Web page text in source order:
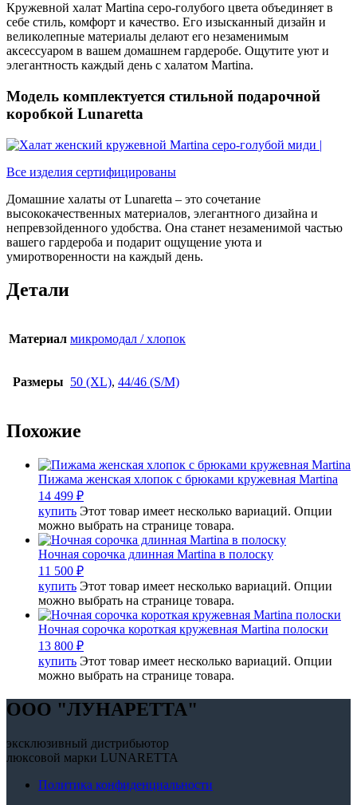
Кружевной халат Martina серо-голубого цвета объединяет в
себе стиль, комфорт и качество. Его изысканный дизайн и
великолепные материалы делают его незаменимым
аксессуаром в вашем домашнем гардеробе. Ощутите уют и
элегантность каждый день с халатом Martina.
Модель комплектуется стильной подарочной
коробкой Lunaretta
Все изделия сертифицированы
Домашние халаты от Lunaretta – это сочетание
высококачественных материалов, элегантного дизайна и
непревзойденного удобства. Она станет незаменимой частью
вашего гардероба и подарит ощущение уюта и
умиротворенности на каждый день.
Детали
Материал микромодал / хлопок
Размеры 50 (XL), 44/46 (S/M)
Похожие
Пижама женская хлопок с брюками кружевная Martina
14 499 ₽
купить Этот товар имеет несколько вариаций. Опции
можно выбрать на странице товара.
Ночная сорочка длинная Martina в полоску
11 500 ₽
купить Этот товар имеет несколько вариаций. Опции
можно выбрать на странице товара.
Ночная сорочка короткая кружевная Martina полоски
13 800 ₽
купить Этот товар имеет несколько вариаций. Опции
можно выбрать на странице товара.
OOO "ЛУНАРЕТТА"
эксклюзивный дистрибьютор
люксовой марки LUNARETTA
Политика конфиденциальности